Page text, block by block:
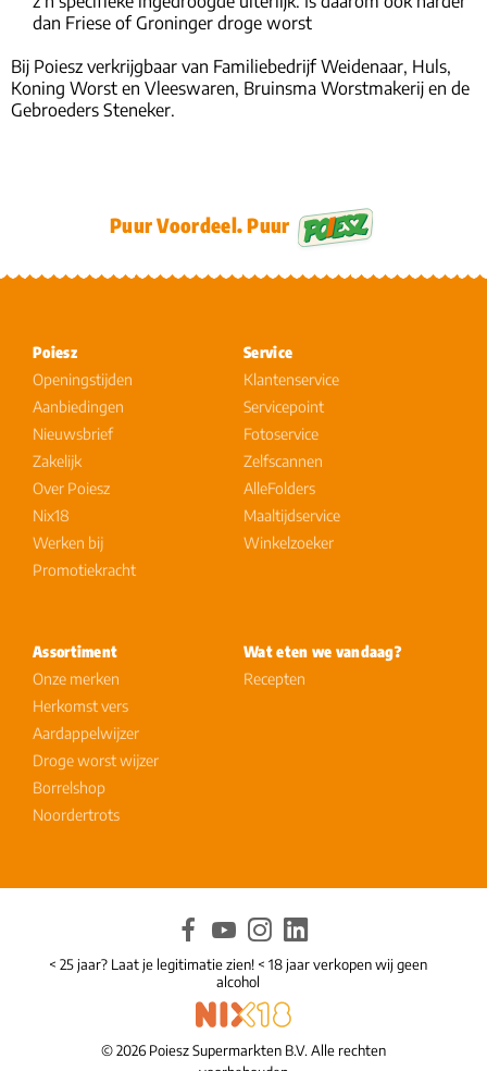
dan Friese of Groninger droge worst
Bij Poiesz verkrijgbaar van Familiebedrijf Weidenaar, Huls,
Koning Worst en Vleeswaren, Bruinsma Worstmakerij en de
Gebroeders Steneker.
Puur Voordeel. Puur
Poiesz
Openingstijden
Aanbiedingen
Nieuwsbrief
Zakelijk
Over Poiesz
Nix18
Werken bij
Promotiekracht
Service
Klantenservice
Servicepoint
Fotoservice
Zelfscannen
AlleFolders
Maaltijdservice
Winkelzoeker
Assortiment
Onze merken
Herkomst vers
Aardappelwijzer
Droge worst wijzer
Borrelshop
Noordertrots
Wat eten we vandaag?
Recepten
< 25 jaar? Laat je legitimatie zien! < 18 jaar verkopen wij geen
alcohol
© 2026 Poiesz Supermarkten B.V. Alle rechten